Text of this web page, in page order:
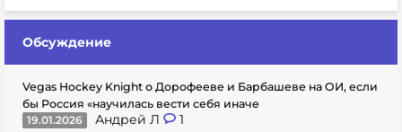
Обсуждение
Vegas Hockey Knight о Дорофееве и Барбашеве на ОИ, если
бы Россия «научилась вести себя иначе
19.01.2026
Андрей Л 1